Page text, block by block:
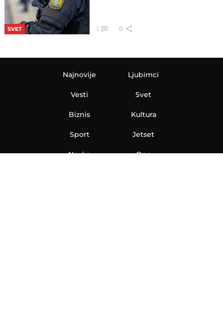
SVET 1 0
Najnovije
Vesti
Biznis
Sport
Nauka
Ljubimci
Svet
Kultura
Jetset
Ona